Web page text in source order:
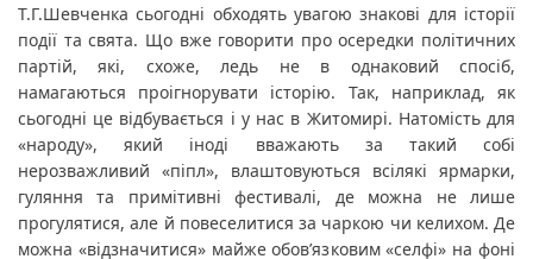
Т.Г.Шевченка сьогодні обходять увагою знакові для історії
події та свята. Що вже говорити про осередки політичних
партій, які, схоже, ледь не в однаковий спосіб,
намагаються проігнорувати історію. Так, наприклад, як
сьогодні це відбувається і у нас в Житомирі. Натомість для
«народу», який іноді вважають за такий собі
нерозважливий «піпл», влаштовуються всілякі ярмарки,
гуляння та примітивні фестивалі, де можна не лише
прогулятися, але й повеселитися за чаркою чи келихом. Де
можна «відзначитися» майже обов’язковим «селфі» на фоні